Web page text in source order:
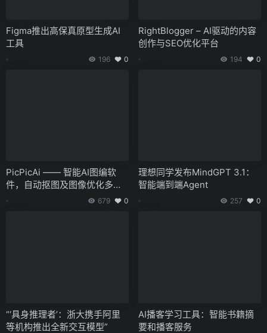
Figma推出高保真原型生成AI
工具
196 0
RightBlogger – AI驱动的内容
创作与SEO优化平台
194 0
PicPicAi —— 智能AI图编软
件，自动抠图及图像优化多种
679 0
理想同学发布MindGPT 3.1：
智能端到端Agent
257 0
“‘具身推理者’：浙大携手阿里
等机构推出全新交互模型”
AI播客学习工具：智能书籍摘
要和播客服务